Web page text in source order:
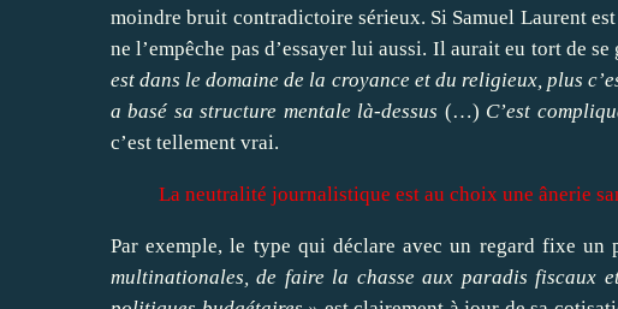
moindre bruit contradictoire sérieux. Si Samuel Laurent
ne l’empêche pas d’essayer lui aussi. Il aurait eu tort de
est dans le domaine de la croyance et du religieux, plus
a basé sa structure mentale là-dessus (…) C’est
c’est tellement vrai.
La neutralité journalistique est au choix une ânerie
Par exemple, le type qui déclare avec un regard fixe un
multinationales, de faire la chasse aux paradis fiscaux